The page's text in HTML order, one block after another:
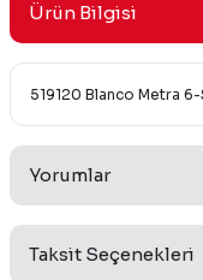
Ürün Bilgisi
519120 Blanco Metra
Yorumlar
Taksit Seçenekleri